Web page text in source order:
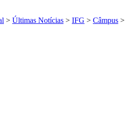
> Últimas Notícias > IFG > Câmpus >